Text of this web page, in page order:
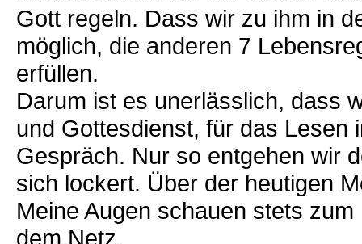
Gott regeln. Dass wir zu ihm in
möglich, die anderen 7
erfüllen.
Darum ist es unerlässlich, dass
und Gottesdienst, für das Lesen
Gespräch. Nur so entgehen wir
sich lockert. Über der heutigen
Meine Augen schauen stets
dem Netz.